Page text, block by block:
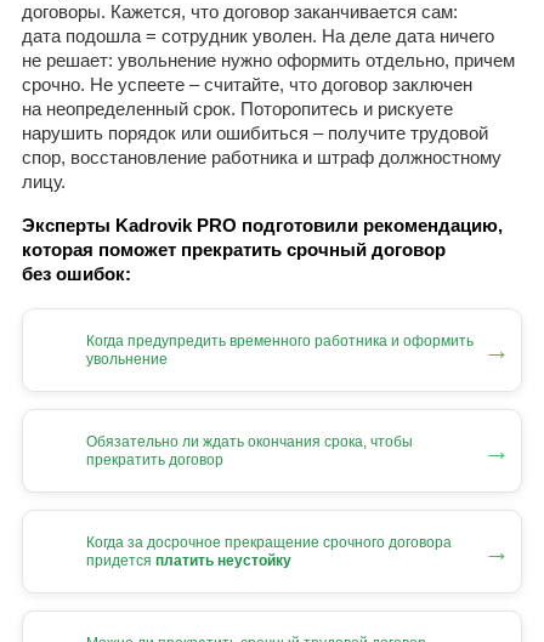
договоры. Кажется, что договор заканчивается сам:
дата подошла = сотрудник уволен. На деле дата ничего
не решает: увольнение нужно оформить отдельно, причем
срочно. Не успеете – считайте, что договор заключен
на неопределенный срок. Поторопитесь и рискуете
нарушить порядок или ошибиться – получите трудовой
спор, восстановление работника и штраф должностному
лицу.
Эксперты Kadrovik PRO подготовили рекомендацию,
которая поможет прекратить срочный договор
без ошибок:
Когда предупредить временного работника и оформить
увольнение
→
Обязательно ли ждать окончания срока, чтобы
прекратить договор
→
Когда за досрочное прекращение срочного договора
придется платить неустойку →